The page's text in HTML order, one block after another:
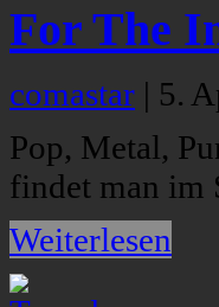
For The
comastar | 5.
Pop, Metal,
findet man im
Weiterlesen